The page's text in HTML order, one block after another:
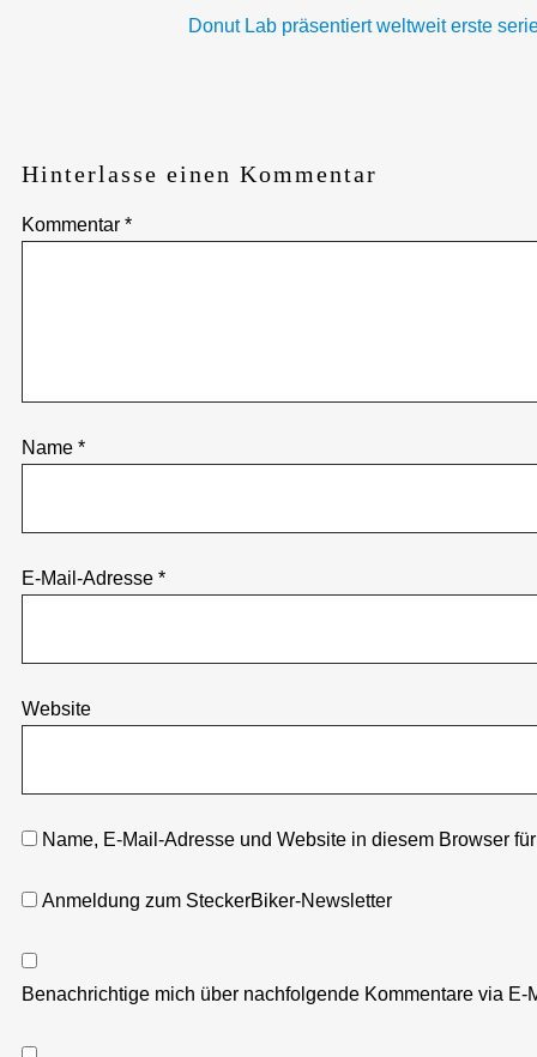
Donut Lab präsentiert weltweit erste
Hinterlasse einen Kommentar
Kommentar *
Name *
E-Mail-Adresse *
Website
Name, E-Mail-Adresse und Website in diesem Browser
Anmeldung zum SteckerBiker-Newsletter
Benachrichtige mich über nachfolgende Kommentare via E-